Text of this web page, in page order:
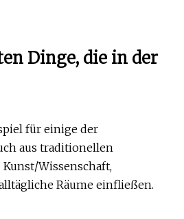
Dinge, die in der
für einige der
aus traditionellen
Wissenschaft,
Räume einfließen.